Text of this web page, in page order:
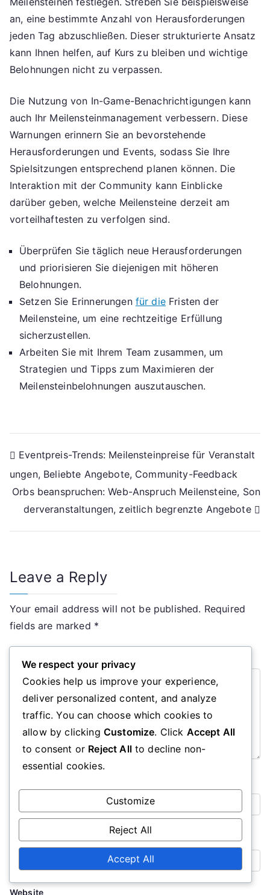
an, eine bestimmte Anzahl von Herausforderungen
jeden Tag abzuschließen. Dieser strukturierte Ansatz
kann Ihnen helfen, auf Kurs zu bleiben und wichtige
Belohnungen nicht zu verpassen.
Die Nutzung von In-Game-Benachrichtigungen kann
auch Ihr Meilensteinmanagement verbessern. Diese
Warnungen erinnern Sie an bevorstehende
Herausforderungen und Events, sodass Sie Ihre
Spielsitzungen entsprechend planen können. Die
Interaktion mit der Community kann Einblicke
darüber geben, welche Meilensteine derzeit am
vorteilhaftesten zu verfolgen sind.
Überprüfen Sie täglich neue Herausforderungen
und priorisieren Sie diejenigen mit höheren
Belohnungen.
Setzen Sie Erinnerungen für dieFristen der
Meilensteine, um eine rechtzeitige Erfüllung
sicherzustellen.
Arbeiten Sie mit Ihrem Team zusammen, um
Strategien und Tipps zum Maximieren der
Meilensteinbelohnungen auszutauschen.
Post
navigation
Eventpreis-Trends: Meilensteinpreise für Veranstalt
ungen, Beliebte Angebote, Community-Feedback
Orbs beanspruchen: Web-Anspruch Meilensteine, Son
derveranstaltungen, zeitlich begrenzte Angebote
Leave a Reply
Your email address will not be published. Required
fields are marked *
Website
We respect your privacy
Cookies help us improve your experience,
deliver personalized content, and analyze
traffic. You can choose which cookies to
allow by clicking Customize. Click Accept All
to consent or Reject Allto decline non-
essential cookies.
Customize
Reject All
Accept All